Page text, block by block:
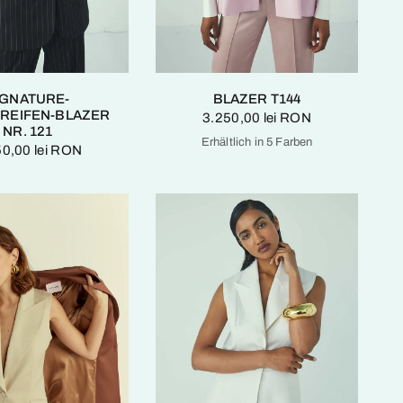
BLAZER
NR. 121
lei RON
BLAZER T144
3.250,00 lei RON
Kristall RosaTiefschwarz
ElfenbeinKaschmirgrün
Erhältlich in 5 Farben